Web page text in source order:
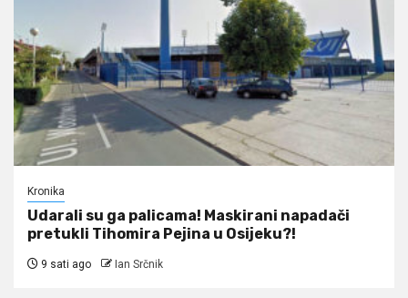
Kronika
Udarali su ga palicama! Maskirani napadači
pretukli Tihomira Pejina u Osijeku?!
9 sati ago Ian Srčnik